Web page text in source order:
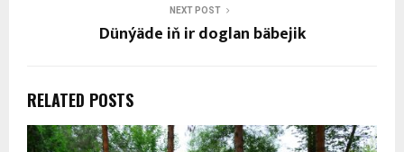
NEXT POST
Dünýäde iň ir doglan bäbejik
RELATED POSTS